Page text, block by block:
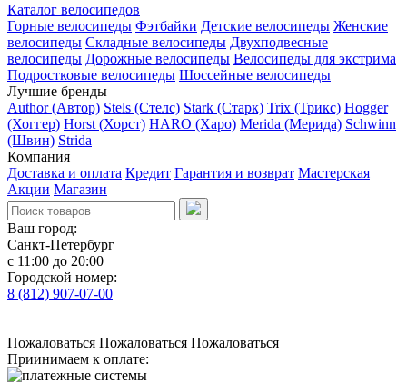
Каталог велосипедов
Горные велосипеды Фэтбайки Детские велосипеды Женские
велосипеды Складные велосипеды Двухподвесные
велосипеды Дорожные велосипеды Велосипеды для экстрима
Подростковые велосипеды Шоссейные велосипеды
Лучшие бренды
Author (Автор) Stels (Стелс) Stark (Старк) Trix (Трикс) Hogger
(Хоггер) Horst (Хорст) HARO (Харо) Merida (Мерида) Schwinn
(Швин) Strida
Компания
Доставка и оплата Кредит Гарантия и возврат Мастерская
Акции Магазин
Ваш город:
Санкт-Петербург
с 11:00 до 20:00
Городской номер:
8 (812) 907-07-00
Пожаловаться Пожаловаться Пожаловаться
Приинимаем к оплате: